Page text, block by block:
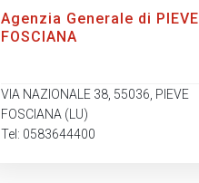
Agenzia Generale di PIEVE
FOSCIANA
VIA NAZIONALE 38, 55036, PIEVE
FOSCIANA (LU)
Tel: 0583644400